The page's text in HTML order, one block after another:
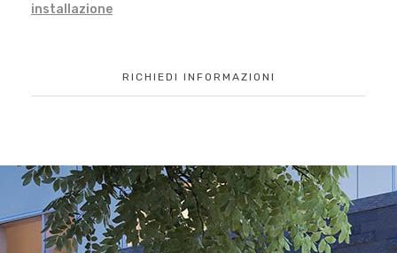
installazione
RICHIEDI INFORMAZIONI